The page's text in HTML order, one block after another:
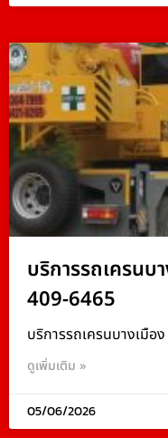
บริการรถเครนบ
409-6465
บริการรถเครนบางเมือ
ดูเพิ่มเติม »
05/06/2026